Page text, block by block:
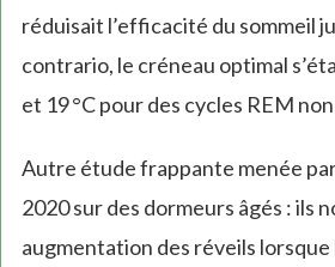
réduisait l’efficacité du sommeil
contrario, le créneau optimal
et 19 °C pour des cycles REM
Autre étude frappante menée
2020 sur des dormeurs âgés : ils
augmentation des réveils lorsque